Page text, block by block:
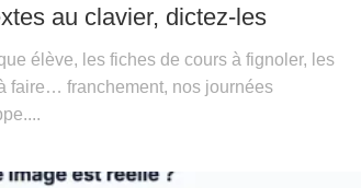
au clavier, dictez-les
élève, les fiches de cours à fignoler, les
faire… franchement, nos journées